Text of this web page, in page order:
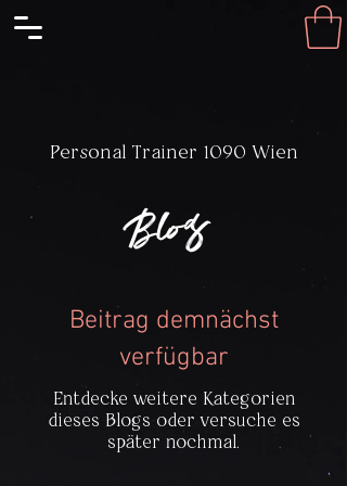
Personal Trainer 1090 Wien
Blog
Beitrag demnächst
verfügbar
Entdecke weitere Kategorien
dieses Blogs oder versuche es
später nochmal.